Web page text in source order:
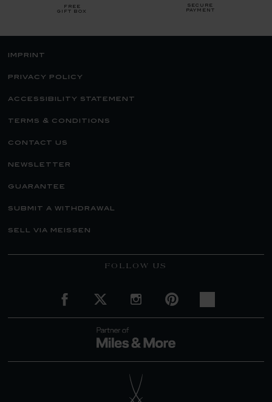
free
gift box
secure
payment
imprint
privacy policy
accessibility statement
terms & conditions
contact us
newsletter
guarantee
submit a withdrawal
sell via meissen
FOLLOW US